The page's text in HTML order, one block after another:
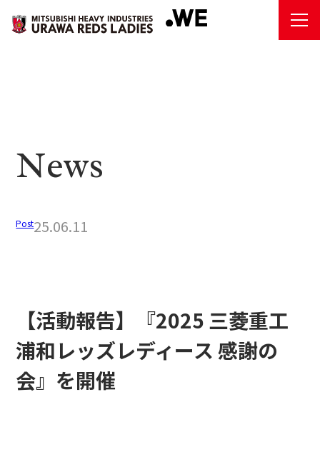
News
Post25.06.11
【活動報告】『2025 三菱重工
浦和レッズレディース 感謝の
会』を開催